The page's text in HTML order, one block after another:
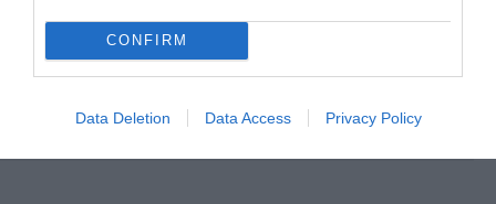
CONFIRM
Data Deletion Data Access Privacy Policy